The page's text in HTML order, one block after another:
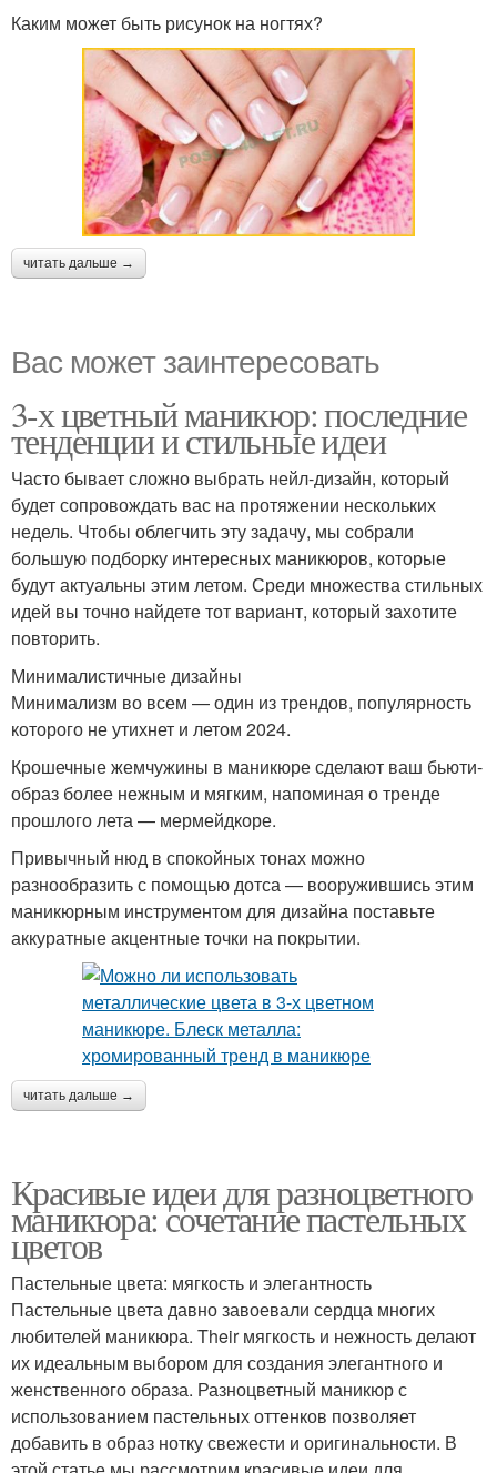
Каким может быть рисунок на ногтях?
читать дальше →
Вас может заинтересовать
3-х цветный маникюр: последние
тенденции и стильные идеи
Часто бывает сложно выбрать нейл-дизайн, который
будет сопровождать вас на протяжении нескольких
недель. Чтобы облегчить эту задачу, мы собрали
большую подборку интересных маникюров, которые
будут актуальны этим летом. Среди множества стильных
идей вы точно найдете тот вариант, который захотите
повторить.
Минималистичные дизайны
Минимализм во всем — один из трендов, популярность
которого не утихнет и летом 2024.
Крошечные жемчужины в маникюре сделают ваш бьюти-
образ более нежным и мягким, напоминая о тренде
прошлого лета — мермейдкоре.
Привычный нюд в спокойных тонах можно
разнообразить с помощью дотса — вооружившись этим
маникюрным инструментом для дизайна поставьте
аккуратные акцентные точки на покрытии.
читать дальше →
Красивые идеи для разноцветного
маникюра: сочетание пастельных
цветов
Пастельные цвета: мягкость и элегантность
Пастельные цвета давно завоевали сердца многих
любителей маникюра. Their мягкость и нежность делают
их идеальным выбором для создания элегантного и
женственного образа. Разноцветный маникюр с
использованием пастельных оттенков позволяет
добавить в образ нотку свежести и оригинальности. В